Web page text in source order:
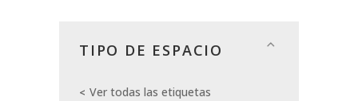
TIPO DE ESPACIO
Ver todas las etiquetas